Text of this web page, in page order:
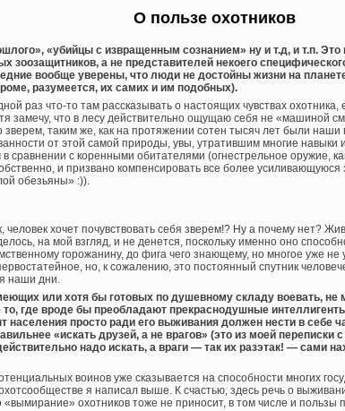
О пользе охотников
«убийцы с извращенным сознанием» ну и т.д, и т.п.
зоозащитников, а не представителей некоего
вообще уверены, что люди не достойны жизни на
разумеется, их самих и им подобных).
раз что-то там рассказывать о настоящих чувствах
замечу, что в лесу действительно ощущаю себя не «машиной
зверем, таким же, как на протяжении сотен тысяч лет были наши
от этой самой природы, увы, утратившим многие навыки
сравнении с коренными обитателями (огнестрельное оружие,
и призвано компенсировать все более усиливающуюся
обезьяны» :)).
человек хочет почувствовать себя зверем!? Ну а почему нет?
на мой взгляд, и не денется, поскольку именно оно
горожанину, до фига чего знающему, но многое уже
но, к сожалению, это постоянный спутник
наши дни.
или хотя бы готовых по душевному складу воевать, не
где вроде бы преобладают прекраснодушные
населения просто ради его выживания должен нести в себе
«искать друзей, а не врагов» (это из моей переписки
надо искать, а враги — так их разэтак! — сами
воинов уже сказывается на способности многих
я написал выше. К счастью, здесь речь о
«вымирание» охотников тоже не приносит, в том числе и пользы